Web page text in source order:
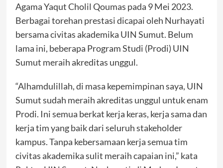
Agama Yaqut Cholil Qoumas pada 9 Mei 2023.
Berbagai torehan prestasi dicapai oleh Nurhayati
bersama civitas akademika UIN Sumut. Belum
lama ini, beberapa Program Studi (Prodi) UIN
Sumut meraih akreditas unggul.
“Alhamdulillah, di masa kepemimpinan saya, UIN
Sumut sudah meraih akreditas unggul untuk enam
Prodi. Ini semua berkat kerja keras, kerja sama dan
kerja tim yang baik dari seluruh stakeholder
kampus. Tanpa kebersamaan kerja semua tim
civitas akademika sulit meraih capaian ini,” kata